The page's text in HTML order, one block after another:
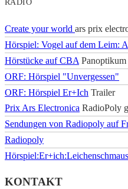
RADIO
Create your world ars prix
Hörspiel: Vogel auf dem Leim:
Hörstücke auf CBA Panoptikum
ORF: Hörspiel "Unvergessen"
ORF: Hörspiel Er+Ich Trailer
Prix Ars Electronica RadioPoly
Sendungen von Radiopoly auf
Radiopoly
KONTAKT